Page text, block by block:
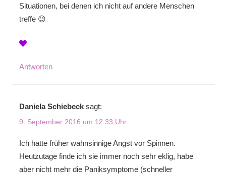
Situationen, bei denen ich nicht auf andere Menschen
treffe 😉
Antworten
Daniela Schiebeck sagt:
9. September 2016 um 12:33 Uhr
Ich hatte früher wahnsinnige Angst vor Spinnen.
Heutzutage finde ich sie immer noch sehr eklig, habe
aber nicht mehr die Paniksymptome (schneller